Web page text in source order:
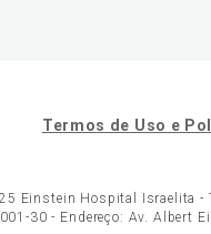
Termos de Uso e
Einstein Hospital Israelita -
30 - Endereço: Av. Albert